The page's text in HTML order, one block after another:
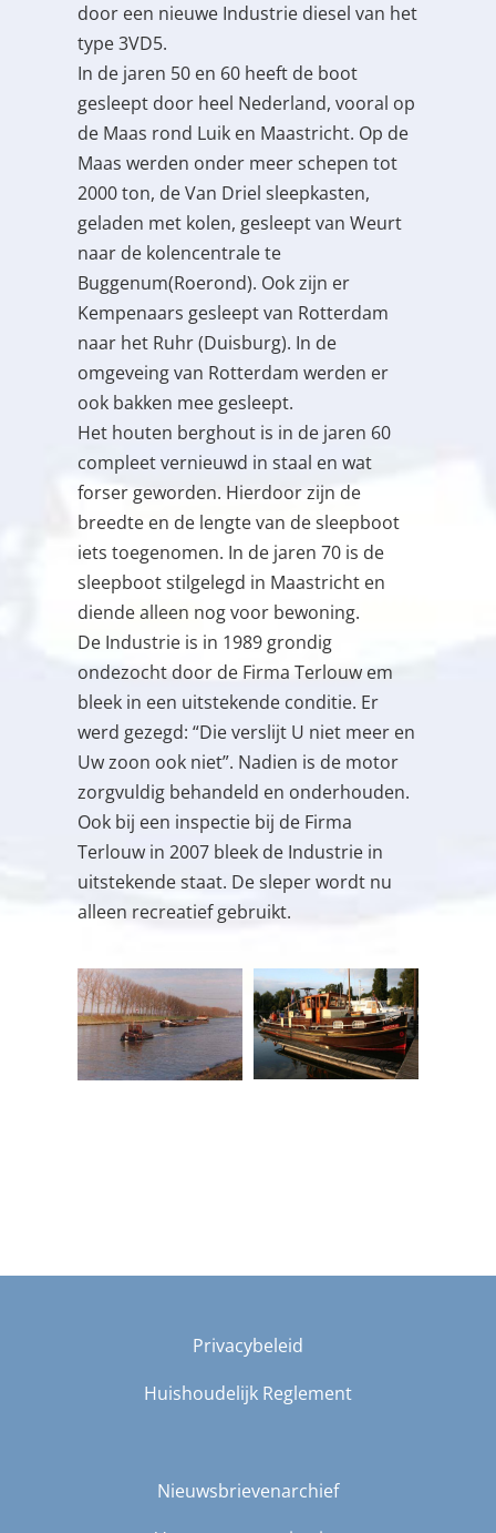
door een nieuwe Industrie diesel van het
type 3VD5.
In de jaren 50 en 60 heeft de boot
gesleept door heel Nederland, vooral op
de Maas rond Luik en Maastricht. Op de
Maas werden onder meer schepen tot
2000 ton, de Van Driel sleepkasten,
geladen met kolen, gesleept van Weurt
naar de kolencentrale te
Buggenum(Roerond). Ook zijn er
Kempenaars gesleept van Rotterdam
naar het Ruhr (Duisburg). In de
omgeveing van Rotterdam werden er
ook bakken mee gesleept.
Het houten berghout is in de jaren 60
compleet vernieuwd in staal en wat
forser geworden. Hierdoor zijn de
breedte en de lengte van de sleepboot
iets toegenomen. In de jaren 70 is de
sleepboot stilgelegd in Maastricht en
diende alleen nog voor bewoning.
De Industrie is in 1989 grondig
ondezocht door de Firma Terlouw em
bleek in een uitstekende conditie. Er
werd gezegd: “Die verslijt U niet meer en
Uw zoon ook niet”. Nadien is de motor
zorgvuldig behandeld en onderhouden.
Ook bij een inspectie bij de Firma
Terlouw in 2007 bleek de Industrie in
uitstekende staat. De sleper wordt nu
alleen recreatief gebruikt.
Privacybeleid
Huishoudelijk Reglement
Nieuwsbrievenarchief